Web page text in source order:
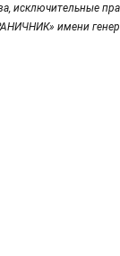
исключительные
имени